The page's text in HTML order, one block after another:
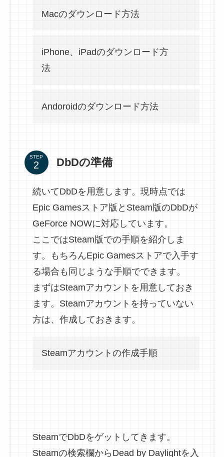
Macのダウンロード方法
iPhone、iPadのダウンロード方
法
Andoroidのダウンロード方法
STEP DbDの準備
続いてDbDを用意します。現時点では
Epic Gamesストア版とSteam版のDbDが
GeForce NOWに対応しています。
ここではSteam版での手順を紹介しま
す。もちろんEpic Gamesストアで入手す
る場合も同じような手順でできます。
まずはSteamアカウントを用意しておき
ます。Steamアカウントを持っていない
方は、作成しておきます。
Steamアカウントの作成手順
SteamでDbDをゲットしてきます。
Steamの検索欄からDead by Daylightを入